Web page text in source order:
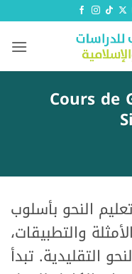
au
contenu
Cours de
النحو بأسلوب
والتطبيقات،
التقليدية. تبدأ